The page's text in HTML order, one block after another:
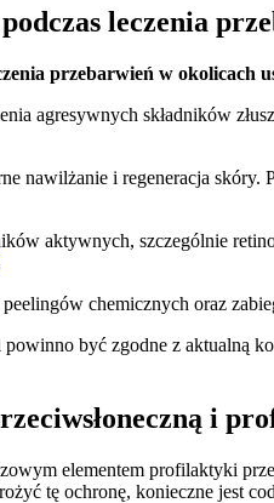
leczenia
przebarwień w okolicach
agresywnych składników
nawilżanie i regeneracja
aktywnych, szczególnie
chemicznych oraz
być zgodne z aktualną
i
elementem profilaktyki
tę ochronę, konieczne jest